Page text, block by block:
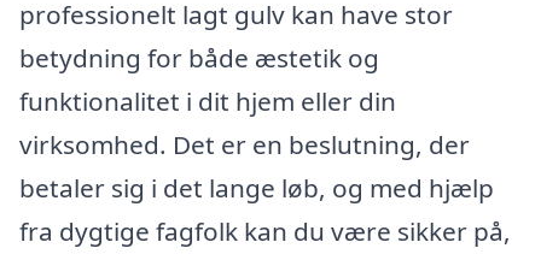
professionelt lagt gulv kan have stor
betydning for både æstetik og
funktionalitet i dit hjem eller din
virksomhed. Det er en beslutning, der
betaler sig i det lange løb, og med hjælp
fra dygtige fagfolk kan du være sikker på,